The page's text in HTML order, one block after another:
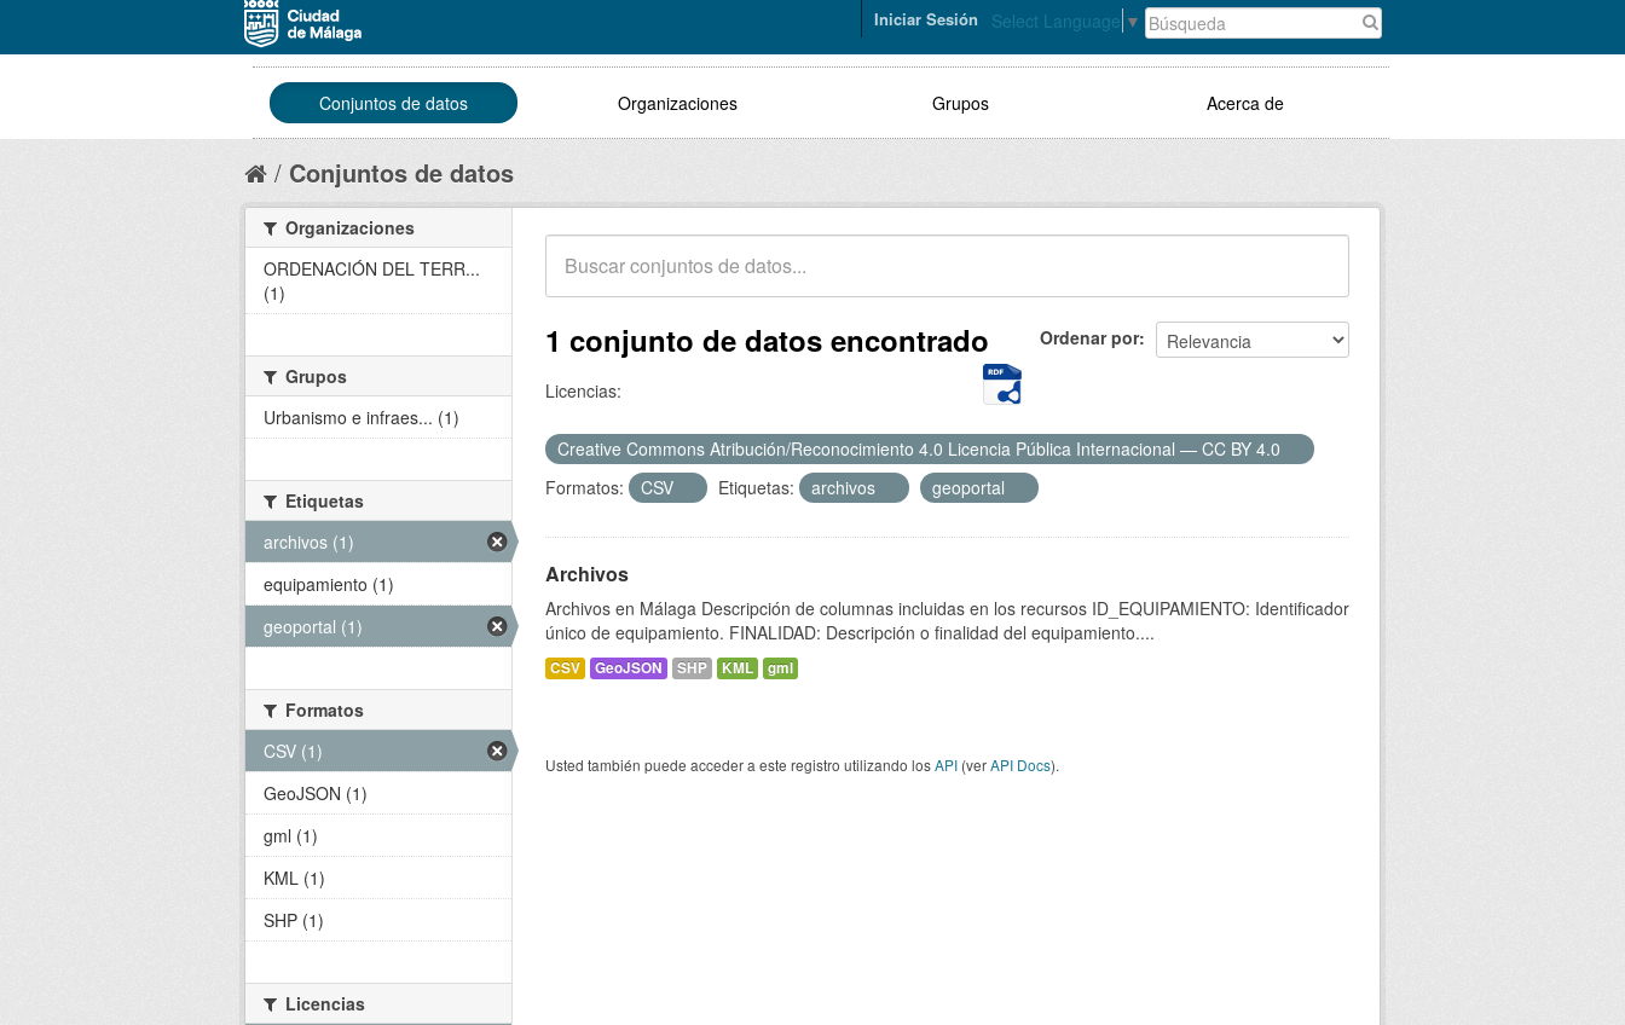
Select Language ▼
Iniciar Sesión
Conjuntos de datos Organizaciones Grupos Acerca de
Conjuntos de datos
Ordenar por
1 conjunto de datos encontrado
Licencias:
Creative Commons Atribución/Reconocimiento 4.0 Licencia Pública Internacional — CC BY 4.0
Formatos:
CSV Etiquetas: archivos geoportal
Archivos
Archivos en Málaga Descripción de columnas incluidas en los recursos ID_EQUIPAMIENTO: Identificador
único de equipamiento. FINALIDAD: Descripción o finalidad del equipamiento....
CSV GeoJSON SHP KML gml
Usted también puede acceder a este registro utilizando losAPI (verAPI Docs).
Organizaciones
ORDENACIÓN DEL TERR...
(1)
Grupos
Urbanismo e infraes... (1)
Etiquetas
archivos (1)
equipamiento (1)
geoportal (1)
Formatos
CSV (1)
GeoJSON (1)
gml (1)
KML (1)
SHP (1)
Licencias